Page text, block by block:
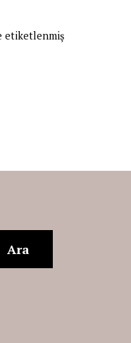
etiketlenmiş
Ara